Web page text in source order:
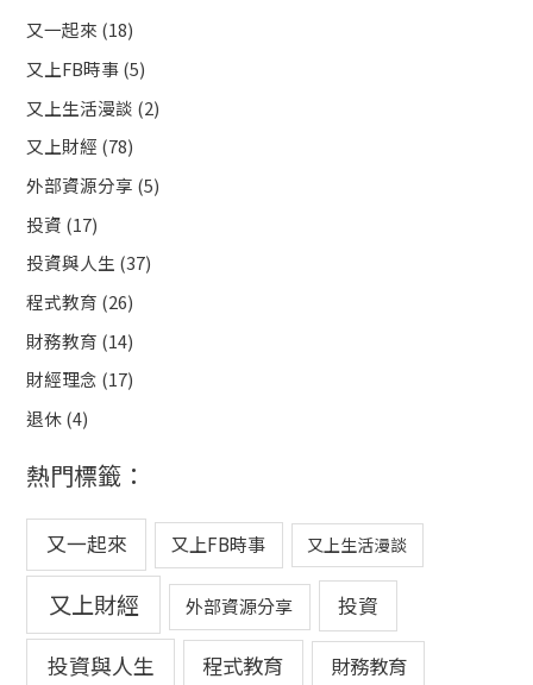
字
:
又一起來 (18)
又上FB時事(5)
又上生活漫談 (2)
又上財經 (78)
外部資源分享 (5)
投資 (17)
投資與人生 (37)
程式教育 (26)
財務教育 (14)
財經理念 (17)
退休(4)
熱門標籤：
又一起來 又上FB時事 又上生活漫談
又上財經 外部資源分享 投資
投資與人生 程式教育 財務教育